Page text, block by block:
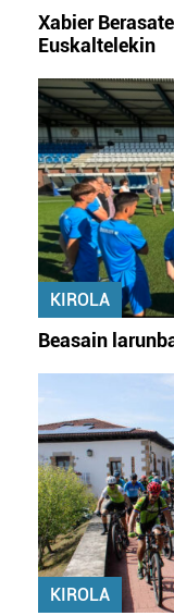
Xabier
Euskaltelekin
KIROLA
Beasain
KIROLA